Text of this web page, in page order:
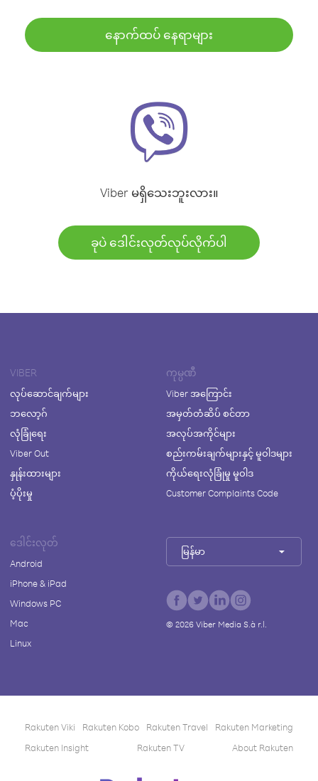
နောက်ထပ် နေရာများ
Viber မရှိသေးဘူးလား။
ခုပဲ ဒေါင်းလုတ်လုပ်လိုက်ပါ
VIBER
လုပ်ဆောင်ချက်များ
ဘလော့ဂ်
လုံခြုံရေး
Viber Out
နှုန်းထားများ
ပံ့ပိုးမှု
ကုမ္ပဏီ
Viber အကြောင်း
အမှတ်တံဆိပ် စင်တာ
အလုပ်အကိုင်များ
စည်းကမ်းချက်များနှင့် မူဝါဒများ
ကိုယ်ရေးလုံခြုံမှု မူဝါဒ
Customer Complaints Code
ဒေါင်းလုတ်
Android
iPhone & iPad
Windows PC
Mac
Linux
မြန်မာ
© 2026Viber Media S.à r.l.
Rakuten Viki Rakuten Kobo Rakuten Travel
Rakuten Marketing
Rakuten Insight
Rakuten TV About Rakuten